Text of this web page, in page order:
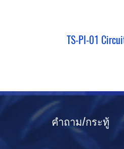
คำถาม/กระทู้